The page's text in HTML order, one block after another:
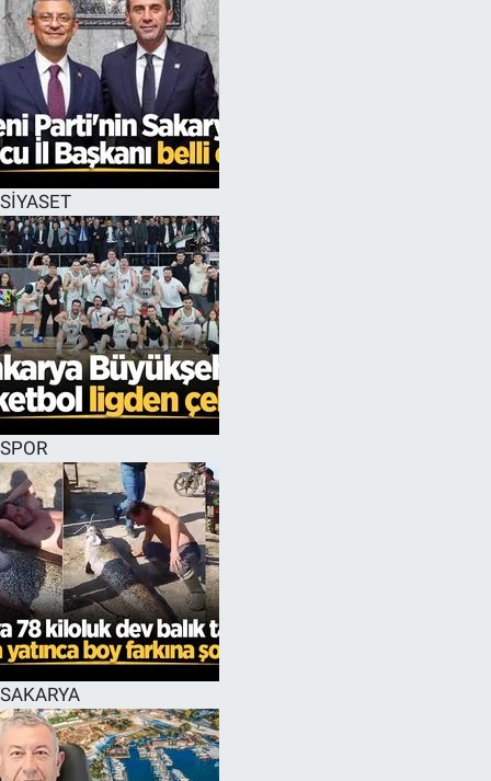
SİYASET
SPOR
SAKARYA